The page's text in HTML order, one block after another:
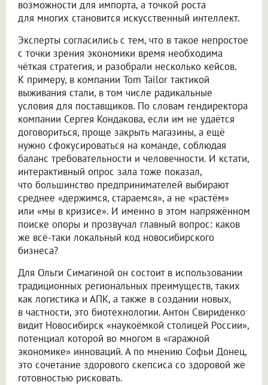
возможности для импорта, а точкой роста
для многих становится искусственный интеллект.
Эксперты согласились с тем, что в такое непростое
с точки зрения экономики время необходима
чёткая стратегия, и разобрали несколько кейсов.
К примеру, в компании Tom Tailor тактикой
выживания стали, в том числе радикальные
условия для поставщиков. По словам гендиректора
компании Сергея Кондакова, если им не удаётся
договориться, проще закрыть магазины, а ещё
нужно сфокусироваться на команде, соблюдая
баланс требовательности и человечности. И кстати,
интерактивный опрос зала тоже показал,
что большинство предпринимателей выбирают
среднее «держимся, стараемся», а не «растём»
или «мы в кризисе». И именно в этом напряжённом
поиске опоры и прозвучал главный вопрос: каков
же всё-таки локальный код новосибирского
бизнеса?
Для Ольги Симагиной он состоит в использовании
традиционных региональных преимуществ, таких
как логистика и АПК, а также в создании новых,
в частности, это биотехнологии. Антон Свириденко
видит Новосибирск «наукоёмкой столицей России»,
потенциал которой во многом в «гаражной
экономике» инноваций. А по мнению Софьи Донец,
это сочетание здорового скепсиса со здоровой же
готовностью рисковать.